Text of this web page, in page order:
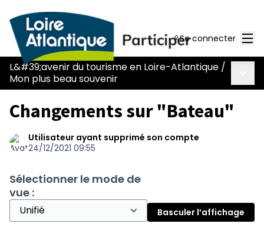
Se connecter
L&#39;avenir du tourisme en Loire-Atlantique /
Mon plus beau souvenir
Changements sur "Bateau"
Utilisateur ayant supprimé son compte
24/12/2021 09:55
Sélectionner le mode de
vue :
Basculer l’affichage